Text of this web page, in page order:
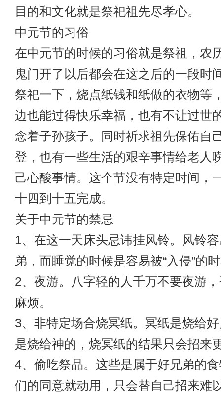
目的和文化就是祭祀祖先尽孝心。
中元节的习俗
在中元节的时候的习俗就是祭祖，农
鬼门开了以后都会在这之后的一段时
祭祀一下，烧点纸钱和纸做的衣物等
边也能过得快乐幸福，也有不让过世
念着子孙孩子。同时祈求祖先保佑自
登，也有一些生活的艰辛事情给老人
己心酸事情。这个节没有特定时间，
十四到十五完成。
关于中元节的禁忌
1、在这一天床头忌讳挂风铃。风铃
弟，而睡觉的时候是容易被“入侵”的
2、夜游。八字轻的人千万不要夜游
麻烦。
3、非特定场合烧冥纸。冥纸是烧给
是烧给神的，烧冥纸的结果只会招来
4、偷吃祭品。这些是属于好兄弟的
们的同意就动用，只会替自己招来难